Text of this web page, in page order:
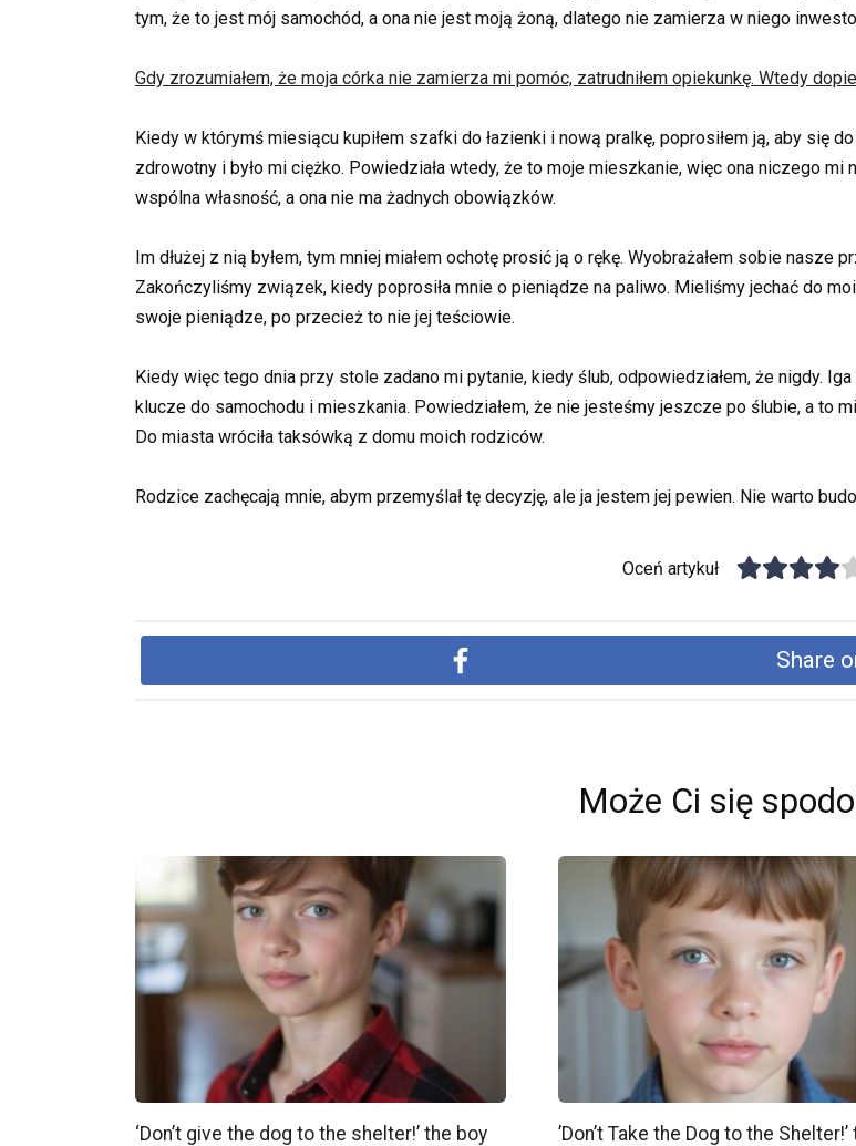
tym, że to jest mój samochód, a ona nie jest moją żoną, dlatego nie zamierza w niego
Gdy zrozumiałem, że moja córka nie zamierza mi pomóc, zatrudniłem opiekunkę. Wtedy
Kiedy w którymś miesiącu kupiłem szafki do łazienki i nową pralkę, poprosiłem ją, aby się
zdrowotny i było mi ciężko. Powiedziała wtedy, że to moje mieszkanie, więc ona niczego
wspólna własność, a ona nie ma żadnych obowiązków.
Im dłużej z nią byłem, tym mniej miałem ochotę prosić ją o rękę. Wyobrażałem sobie nasze
Zakończyliśmy związek, kiedy poprosiła mnie o pieniądze na paliwo. Mieliśmy jechać do
swoje pieniądze, po przecież to nie jej teściowie.
Kiedy więc tego dnia przy stole zadano mi pytanie, kiedy ślub, odpowiedziałem, że nigdy.
klucze do samochodu i mieszkania. Powiedziałem, że nie jesteśmy jeszcze po ślubie, a to
Do miasta wróciła taksówką z domu moich rodziców.
Rodzice zachęcają mnie, abym przemyślał tę decyzję, ale ja jestem jej pewien. Nie warto
Oceń artykuł
Share
Może Ci się
‘Don’t give the dog to the shelter!’ the boy
’Don’t Take the Dog to the